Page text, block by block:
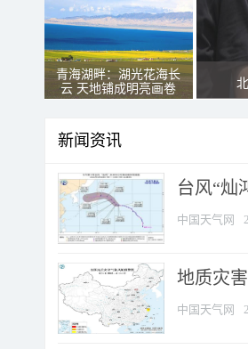
青海湖畔：湖光花海长
云 天地铺成明亮画卷
新闻资讯
台风“灿
中国天气网
地质灾
中国天气网